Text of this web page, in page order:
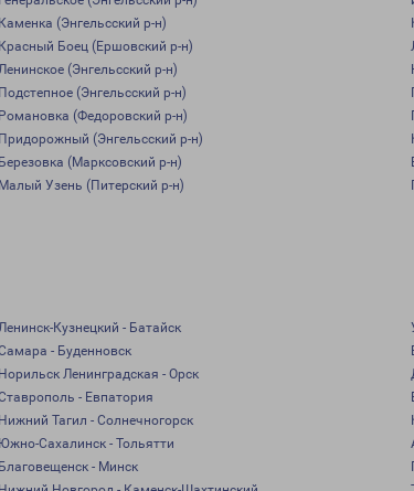
Каменка (Энгельсский р-н)
Красный Боец (Ершовский р-н)
(Энгельсский р-н)
Подстепное (Энгельсский р-н)
Романовка (Федоровский р-н)
Придорожный (Энгельсский р-н)
Березовка (Марксовский р-н)
Малый Узень (Питерский р-н)
Кузнецкий - Батайск
- Буденновск
Норильск Ленинградская - Орск
- Евпатория
Нижний Тагил - Солнечногорск
Южно-Сахалинск - Тольятти
Благовещенск - Минск